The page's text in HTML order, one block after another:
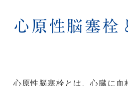
心原性脳塞栓
心原性脳塞栓とは、心臓に血